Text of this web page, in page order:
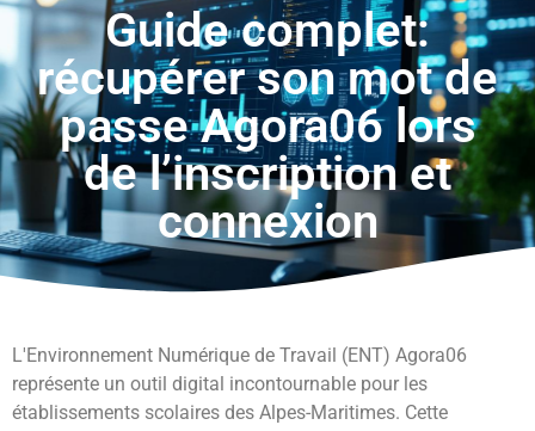
Guide complet:
récupérer son mot de
passe Agora06 lors
de l’inscription et
connexion
L'Environnement Numérique de Travail (ENT) Agora06
représente un outil digital incontournable pour les
établissements scolaires des Alpes-Maritimes. Cette